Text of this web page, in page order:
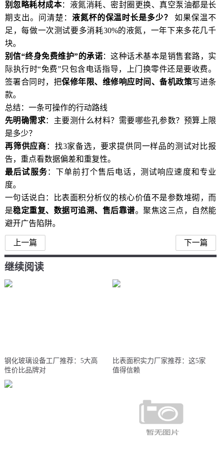
别忽略耗材成本：液氮消耗、密封圈更换、真空泵油都是长
期支出。问清楚： 液氮杯的保温时长是多少？
如果保温不
足，每做一次测试要多消耗30%的液氮，一年下来多花几千
块。
别信“终身免费维护”的承诺：这种话术基本是销售套路，实
际执行时“免费”只包含电话指导，上门换零件还是要收费。
签署合同时，把保修年限、维修响应时间、备机政策写进条
款。
总结：一条可操作的行动路线
先明确需求：主要测什么材料？需要哪些孔参数？预算上限
是多少？
再筛供应商 ：找3家备选，要求提供同一样品的测试对比报
告，重点看数据偏差和重复性。
最后试服务：下单前打个售后电话，测试响应速度和专业
度。
一句话说白：比表面积分析仪的核心价值不是参数堆砌，而
是稳定重复、数据可追溯、售后靠谱。聚焦这三点，自然能
避开广告陷阱。
上一篇 下一篇
继续阅读
钢化玻璃设备工厂推荐：5大高
性价比品牌对
比表面积实力厂家推荐：这5家
值得信赖